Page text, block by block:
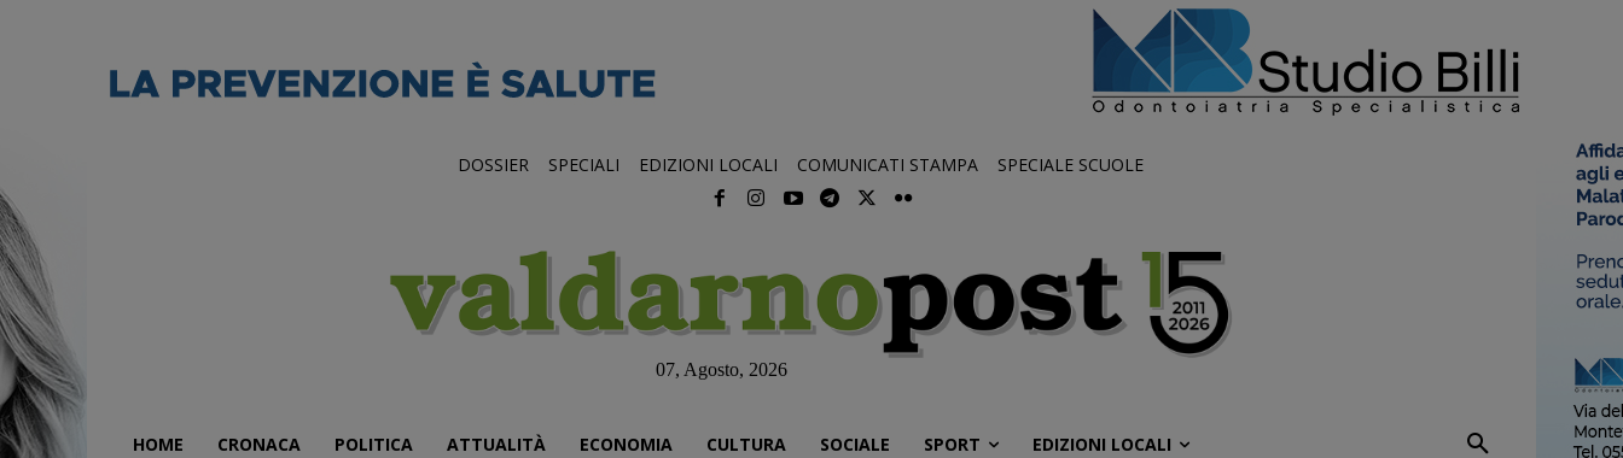
DOSSIER SPECIALI EDIZIONI LOCALI COMUNICATI STAMPA SPECIALE SCUOLE
07, Agosto, 2026
HOME CRONACA POLITICA ATTUALITÀ ECONOMIA CULTURA SOCIALE SPORT EDIZIONI LOCALI